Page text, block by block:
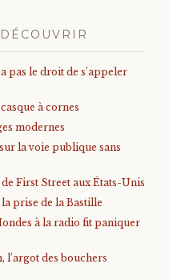
pas le droit de s’appeler
à cornes
modernes
la voie publique sans
First Street aux États-Unis
prise de la Bastille
à la radio fit paniquer
l’argot des bouchers